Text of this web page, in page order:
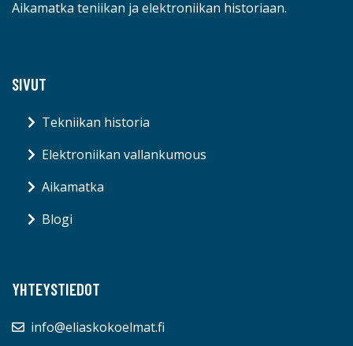
Aikamatka teniikan ja elektroniikan historiaan.
SIVUT
Tekniikan historia
Elektroniikan vallankumous
Aikamatka
Blogi
YHTEYSTIEDOT
info@eliaskokoelmat.fi